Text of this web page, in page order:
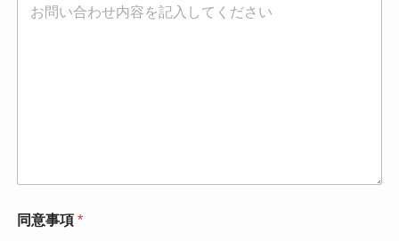
同意事項 *